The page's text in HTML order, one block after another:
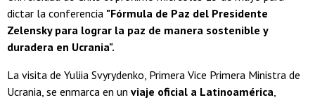
dictar la conferencia "Fórmula de Paz del Presidente
Zelensky para lograr la paz de manera sostenible y
duradera en Ucrania".
La visita de Yuliia Svyrydenko, Primera Vice Primera Ministra de
Ucrania, se enmarca en un viaje oficial a Latinoamérica,